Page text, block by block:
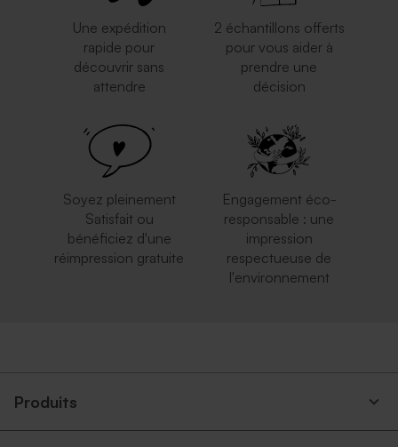
Enveloppe crème
Enveloppe rouge
Une expédition
rapide pour
découvrir sans
attendre
2 échantillons offerts
pour vous aider à
prendre une
décision
Soyez pleinement
Satisfait ou
bénéficiez d'une
réimpression gratuite
Engagement éco-
responsable : une
impression
respectueuse de
l'environnement
Produits